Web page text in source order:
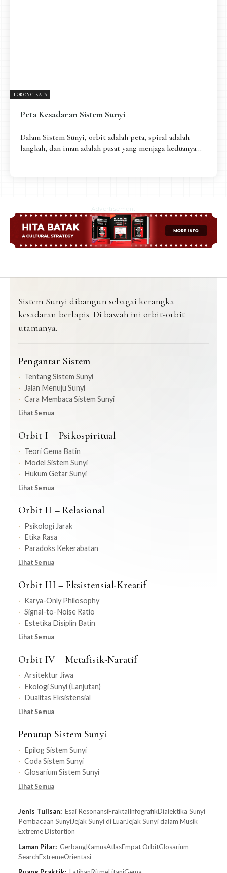
LORONG KATA
Peta Kesadaran Sistem Sunyi
Dalam Sistem Sunyi, orbit adalah peta, spiral adalah
langkah, dan iman adalah pusat yang menjaga keduanya...
Advertisement
Sistem Sunyi dibangun sebagai kerangka
kesadaran berlapis. Di bawah ini orbit-orbit
utamanya.
Pengantar Sistem
Tentang Sistem Sunyi
Jalan Menuju Sunyi
Cara Membaca Sistem Sunyi
Lihat Semua
Orbit I – Psikospiritual
Teori Gema Batin
Model Sistem Sunyi
Hukum Getar Sunyi
Lihat Semua
Orbit II – Relasional
Psikologi Jarak
Etika Rasa
Paradoks Kekerabatan
Lihat Semua
Orbit III – Eksistensial-Kreatif
Karya-Only Philosophy
Signal-to-Noise Ratio
Estetika Disiplin Batin
Lihat Semua
Orbit IV – Metafisik-Naratif
Arsitektur Jiwa
Ekologi Sunyi (Lanjutan)
Dualitas Eksistensial
Lihat Semua
Penutup Sistem Sunyi
Epilog Sistem Sunyi
Coda Sistem Sunyi
Glosarium Sistem Sunyi
Lihat Semua
Jenis Tulisan: Esai ResonansiFraktalInfografikDialektika Sunyi
Pembacaan SunyiJejak Sunyi di LuarJejak Sunyi dalam Musik
Extreme Distortion
Laman Pilar: GerbangKamusAtlasEmpat OrbitGlosarium
SearchExtremeOrientasi